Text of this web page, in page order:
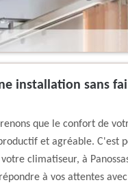
installation sans
que le confort de
et agréable. C'est
climatiseur, à
à vos attentes